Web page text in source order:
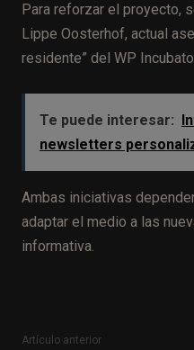
Para reforzar el proyecto,
Lippe Oosterhof, actual
residente” del WP
Te puede interesar:
newsletters
Ambas iniciativas
adaptar el medio a las
informativa.
Artículo anterior